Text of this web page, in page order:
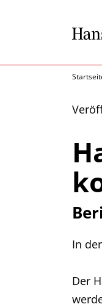
In
Der